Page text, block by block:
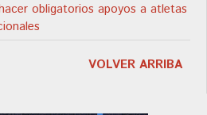
obligatorios apoyos a atletas
VOLVER ARRIBA